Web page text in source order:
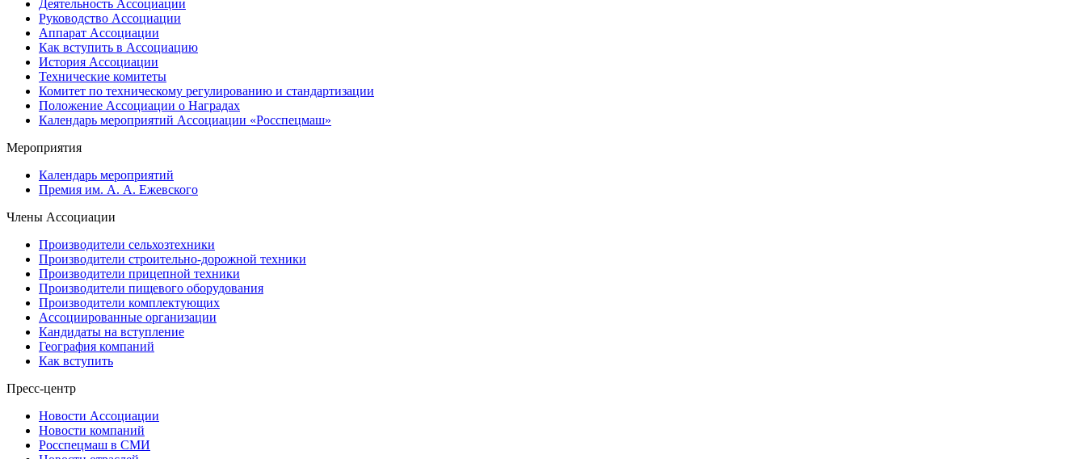
Деятельность Ассоциации
Руководство Ассоциации
Аппарат Ассоциации
Как вступить в Ассоциацию
История Ассоциации
Технические комитеты
Комитет по техническому регулированию и стандартизации
Положение Ассоциации о Наградах
Календарь мероприятий Ассоциации «Росспецмаш»
Мероприятия
Календарь мероприятий
Премия им. А. А. Ежевского
Члены Ассоциации
Производители сельхозтехники
Производители строительно-дорожной техники
Производители прицепной техники
Производители пищевого оборудования
Производители комплектующих
Ассоциированные организации
Кандидаты на вступление
География компаний
Как вступить
Пресс-центр
Новости Ассоциации
Новости компаний
Росспецмаш в СМИ